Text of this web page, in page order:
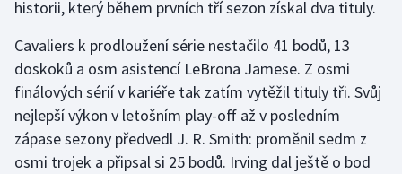
historii, který během prvních tří sezon získal dva tituly.
Cavaliers k prodloužení série nestačilo 41 bodů, 13
doskoků a osm asistencí LeBrona Jamese. Z osmi
finálových sérií v kariéře tak zatím vytěžil tituly tři. Svůj
nejlepší výkon v letošním play-off až v posledním
zápase sezony předvedl J. R. Smith: proměnil sedm z
osmi trojek a připsal si 25 bodů. Irving dal ještě o bod